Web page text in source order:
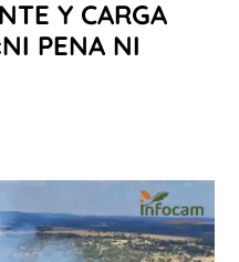
Y CARGA
PENA NI